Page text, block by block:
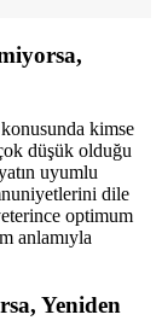
kimse
düşük olduğu
uyumlu
dile
optimum
anlamıyla
Yeniden